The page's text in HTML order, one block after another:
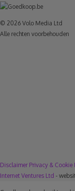
© 2026 Volo Media Ltd
Alle rechten voorbehouden
Disclaimer Privacy & Cookie
Internet Ventures Ltd -